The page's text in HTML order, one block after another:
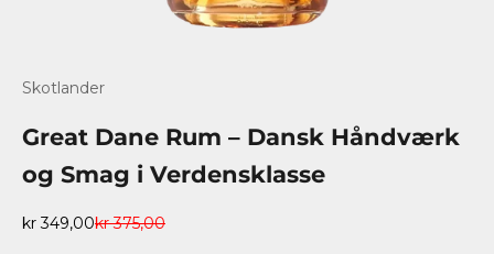
Skotlander
Great Dane Rum – Dansk Håndværk
og Smag i Verdensklasse
Salgspris
kr 349,00Normalpris
kr 375,00